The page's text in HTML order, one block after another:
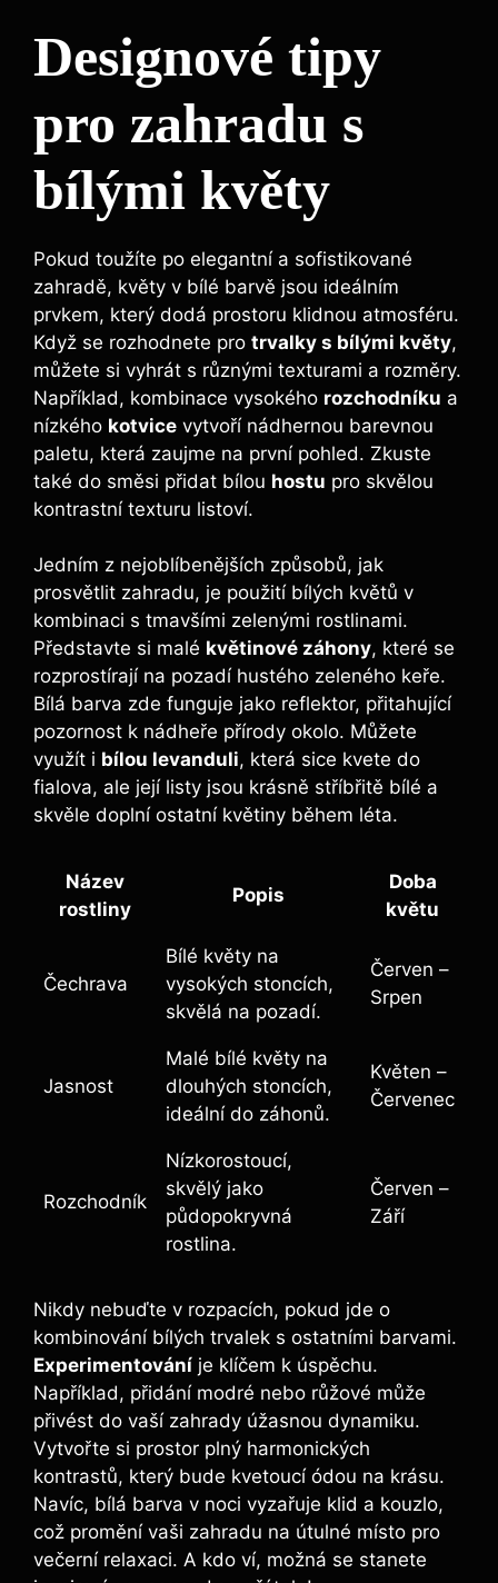
Designové tipy
pro zahradu s
bílými květy
Pokud ⁤toužíte ‌po⁤ elegantní​ a sofistikované
zahradě,​ květy v bílé barvě⁤ jsou ideálním
prvkem, který dodá ‌prostoru klidnou⁤ atmosféru.
Když se rozhodnete pro trvalky s bílými květy,
můžete si ‌vyhrát s různými‌ texturami a rozměry.
Například, kombinace vysokého rozchodníku a
nízkého kotvice vytvoří nádhernou barevnou
paletu, která‌ zaujme na první pohled. Zkuste
také do směsi⁣ přidat bílou hostu pro skvělou
kontrastní texturu listoví.
Jedním z nejoblíbenějších ⁢způsobů, jak
prosvětlit ⁤zahradu, je ​použití bílých​ květů v
kombinaci‍ s​ tmavšími zelenými rostlinami.
Představte si malé květinové záhony, které ⁤se
rozprostírají na pozadí‍ hustého zeleného keře.
Bílá barva zde funguje jako reflektor, přitahující
pozornost‌ k nádheře přírody⁣ okolo. Můžete
využít i bílou levanduli, ‌která sice kvete do
fialova, ale její listy jsou krásně stříbřitě bílé a⁣
skvěle doplní ostatní květiny během léta.
Název
‌rostliny
Popis
Doba
květu
Čechrava
Bílé květy ⁢na
vysokých stoncích,‍
skvělá ‍na pozadí.
Červen –
Srpen
Jasnost
Malé bílé květy na
dlouhých stoncích,
ideální do záhonů.
Květen –
Červenec
Rozchodník
Nízkorostoucí,
skvělý​ jako
půdopokryvná
rostlina.
Červen –
Září
Nikdy nebuďte v rozpacích, pokud⁢ jde o
kombinování bílých trvalek s ostatními barvami.
Experimentování je klíčem k úspěchu.
Například, přidání modré nebo růžové může
přivést do ‍vaší zahrady úžasnou dynamiku.
Vytvořte si ‍prostor plný‍ harmonických
kontrastů, ⁤který bude ⁣kvetoucí ódou na ​krásu.
⁤Navíc, bílá barva v noci vyzařuje klid ⁣a kouzlo,
což promění vaši zahradu na útulné místo pro
večerní relaxaci. A ‌kdo ví,‍ možná⁢ se stanete